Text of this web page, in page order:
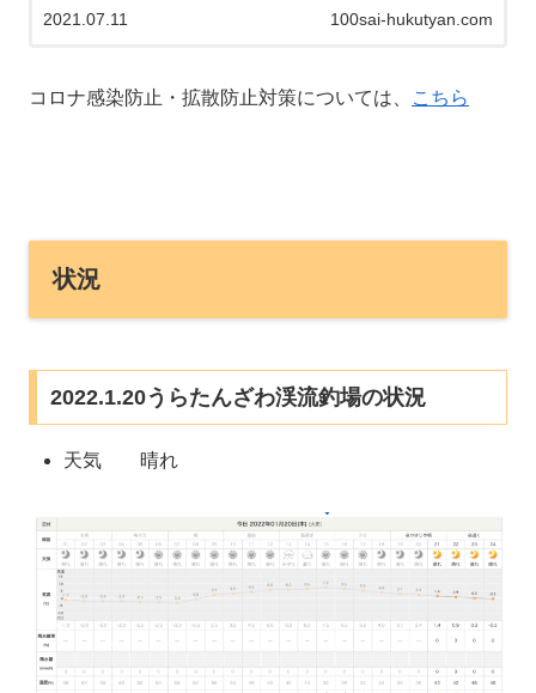
100sai-hukutyan.com
2021.07.11
コロナ感染防止・拡散防止対策については、 こちら
状況
2022.1.20うらたんざわ渓流釣場の状況
天気 晴れ